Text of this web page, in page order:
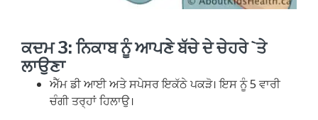
ਕਦਮ 3: ਨਿਕਾਬ ਨੂੰ ਆਪਣੇ ਬੱਚੇ ਦੇ ਚੇਹਰੇ `ਤੇ
ਲਾਉਣਾ
ਐੱਮ ਡੀ ਆਈ ਅਤੇ ਸਪੇਸਰ ਇਕੱਠੇ ਪਕੜੋ। ਇਸ ਨੂੰ 5 ਵਾਰੀ
ਚੰਗੀ ਤਰ੍ਹਾਂ ਹਿਲਾਉ।